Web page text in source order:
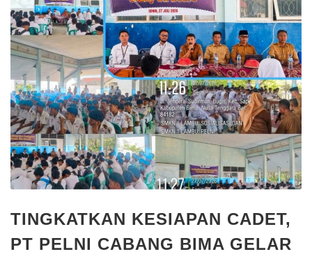
TINGKATKAN KESIAPAN CADET,
PT PELNI CABANG BIMA GELAR